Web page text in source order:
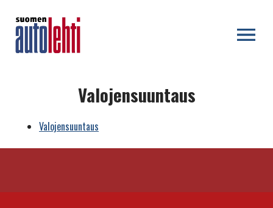
Valojensuuntaus
Valojensuuntaus